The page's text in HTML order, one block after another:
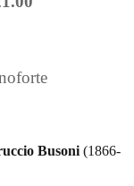
Busoni(1866-